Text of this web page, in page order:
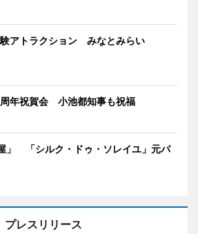
アトラクション みなとみらい
年祝賀会 小池都知事も祝福
」 「シルク・ドゥ・ソレイユ」元パ
プレスリリース